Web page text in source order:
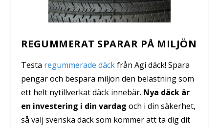
REGUMMERAT SPARAR PÅ MILJÖN
Testa regummerade däckfrån Agi däck! Spara
pengar och bespara miljön den belastning som
ett helt nytillverkat däck innebär. Nya däck är
en investering i din vardag och i din säkerhet,
så välj svenska däck som kommer att ta dig dit